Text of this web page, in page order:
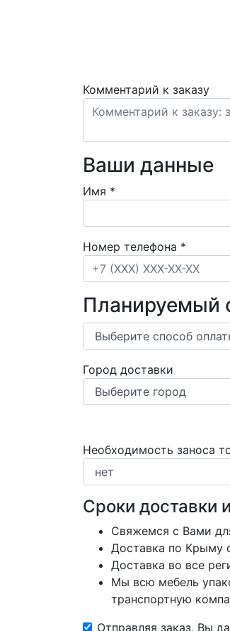
Комментарий к заказу
Ваши данные
Имя *
Номер телефона *
Планируемый
Город доставки
Необходимость заноса
Сроки доставки
Свяжемся с Вами
Доставка по Крыму
Доставка во все
Мы всю мебель
транспортную
Отправляя заказ, Вы